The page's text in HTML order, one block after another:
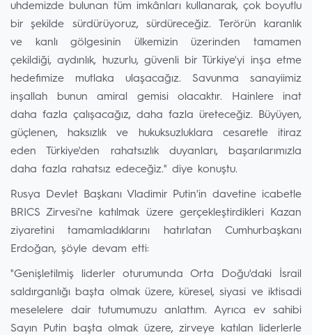
uhdemizde bulunan tüm imkânları kullanarak, çok boyutlu
bir şekilde sürdürüyoruz, sürdüreceğiz. Terörün karanlık
ve kanlı gölgesinin ülkemizin üzerinden tamamen
çekildiği, aydınlık, huzurlu, güvenli bir Türkiye'yi inşa etme
hedefimize mutlaka ulaşacağız. Savunma sanayiimiz
inşallah bunun amiral gemisi olacaktır. Hainlere inat
daha fazla çalışacağız, daha fazla üreteceğiz. Büyüyen,
güçlenen, haksızlık ve hukuksuzluklara cesaretle itiraz
eden Türkiye'den rahatsızlık duyanları, başarılarımızla
daha fazla rahatsız edeceğiz." diye konuştu.
Rusya Devlet Başkanı Vladimir Putin'in davetine icabetle
BRICS Zirvesi'ne katılmak üzere gerçekleştirdikleri Kazan
ziyaretini tamamladıklarını hatırlatan Cumhurbaşkanı
Erdoğan, şöyle devam etti:
"Genişletilmiş liderler oturumunda Orta Doğu'daki İsrail
saldırganlığı başta olmak üzere, küresel, siyasi ve iktisadi
meselelere dair tutumumuzu anlattım. Ayrıca ev sahibi
Sayın Putin başta olmak üzere, zirveye katılan liderlerle